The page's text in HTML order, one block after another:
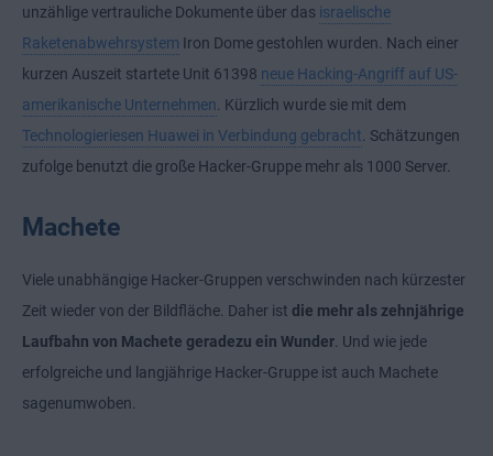
unzählige vertrauliche Dokumente über das israelische
Raketenabwehrsystem Iron Dome gestohlen wurden. Nach einer
kurzen Auszeit startete Unit 61398 neue Hacking-Angriff auf US-
amerikanische Unternehmen . Kürzlich wurde sie mit dem
Technologieriesen Huawei in Verbindung gebracht . Schätzungen
zufolge benutzt die große Hacker-Gruppe mehr als 1000 Server.
Machete
Viele unabhängige Hacker-Gruppen verschwinden nach kürzester
Zeit wieder von der Bildfläche. Daher ist die mehr als zehnjährige
Laufbahn von Machete geradezu ein Wunder . Und wie jede
erfolgreiche und langjährige Hacker-Gruppe ist auch Machete
sagenumwoben.